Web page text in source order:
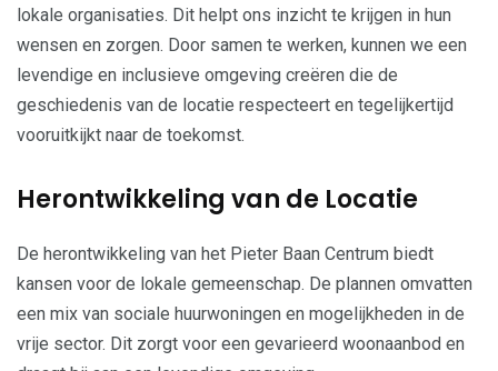
lokale organisaties. Dit helpt ons inzicht te krijgen in hun
wensen en zorgen. Door samen te werken, kunnen we een
levendige en inclusieve omgeving creëren die de
geschiedenis van de locatie respecteert en tegelijkertijd
vooruitkijkt naar de toekomst.
Herontwikkeling van de Locatie
De herontwikkeling van het Pieter Baan Centrum biedt
kansen voor de lokale gemeenschap. De plannen omvatten
een mix van sociale huurwoningen en mogelijkheden in de
vrije sector. Dit zorgt voor een gevarieerd woonaanbod en